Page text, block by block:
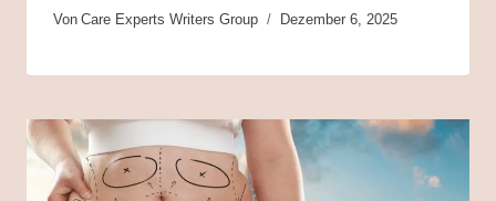
Von Care Experts Writers Group Dezember 6, 2025